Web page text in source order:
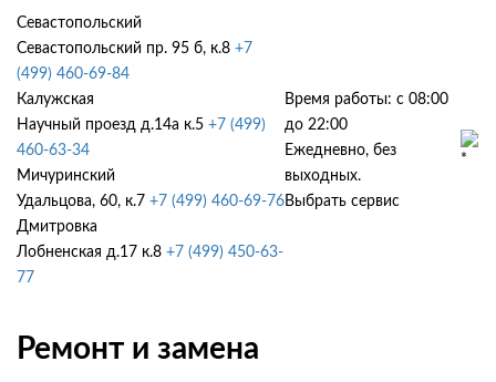
Севастопольский
Севастопольский пр. 95 б, к.8 +7
(499) 460-69-84
Калужская
Научный проезд д.14а к.5 +7 (499)
460-63-34
Мичуринский
Удальцова, 60, к.7 +7 (499) 460-69-76
Дмитровка
Лобненская д.17 к.8 +7 (499) 450-63-
77
Время работы: с 08:00
до 22:00
Ежедневно, без
выходных.
Выбрать сервис
Ремонт и замена